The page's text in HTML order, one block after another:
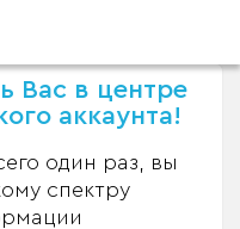
Вас в центре
аккаунта!
один раз, вы
спектру